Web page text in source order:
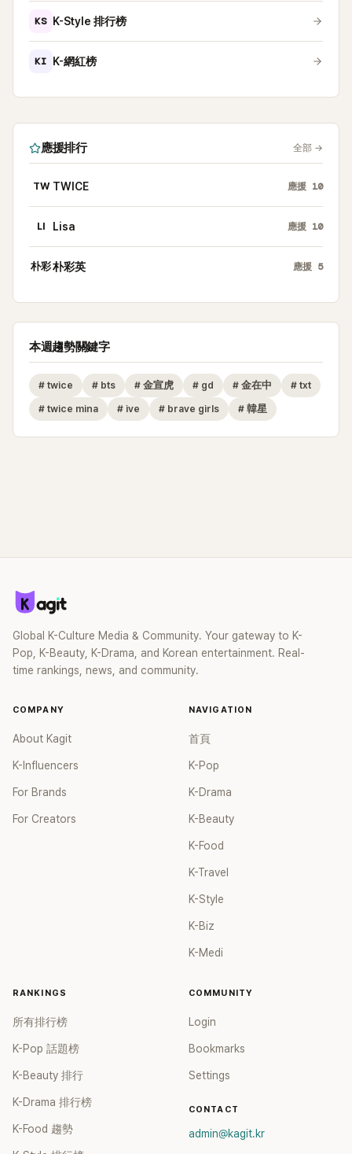
KS K-Style 排行榜
KI K-網紅榜
應援排行 全部 →
TW TWICE 應援 10
LI Lisa 應援 10
朴彩朴彩英 應援 5
本週趨勢關鍵字
# twice # bts # 金宣虎 # gd # 金在中 # txt
# twice mina # ive # brave girls # 韓星
Global K-Culture Media & Community. Your gateway to K-
Pop, K-Beauty, K-Drama, and Korean entertainment. Real-
time rankings, news, and community.
COMPANY
About Kagit
K-Influencers
For Brands
For Creators
NAVIGATION
首頁
K-Pop
K-Drama
K-Beauty
K-Food
K-Travel
K-Style
K-Biz
K-Medi
RANKINGS
所有排行榜
K-Pop 話題榜
K-Beauty 排行
K-Drama 排行榜
K-Food 趨勢
COMMUNITY
Login
Bookmarks
Settings
CONTACT
admin@kagit.kr